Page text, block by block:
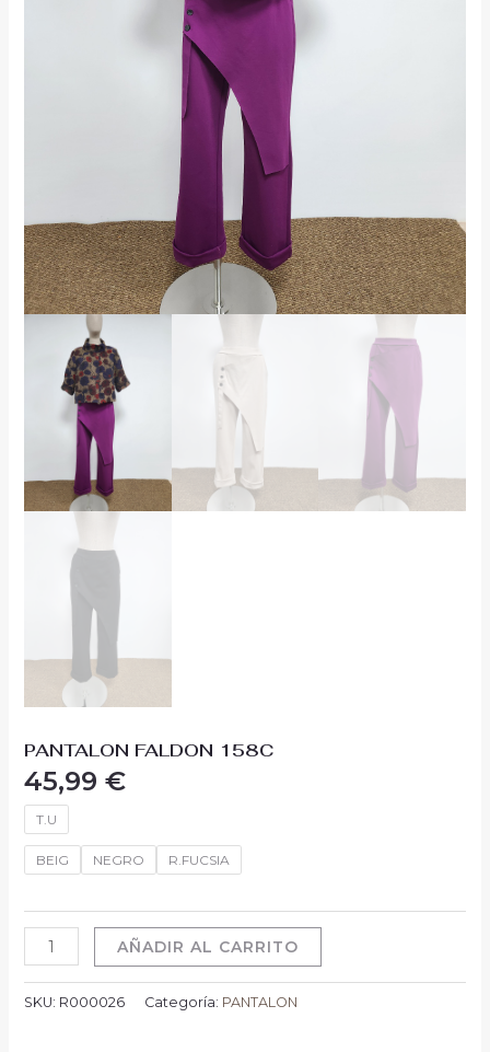
PANTALON FALDON 158C
45,99 €
T.U
BEIG NEGRO R.FUCSIA
AÑADIR AL CARRITO
SKU: R000026 Categoría: PANTALON